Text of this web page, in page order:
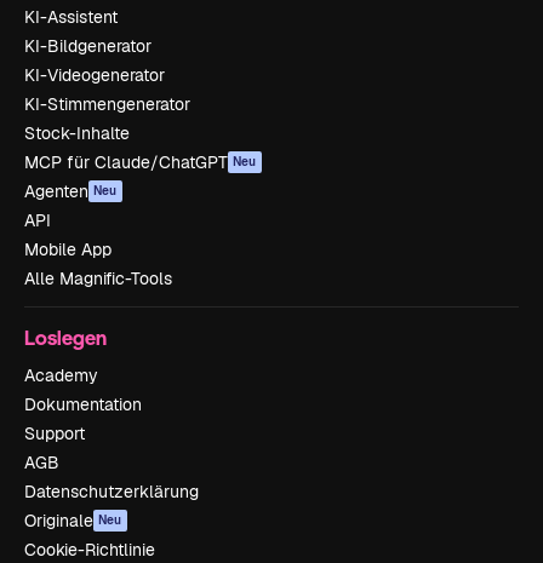
KI-Assistent
KI-Bildgenerator
KI-Videogenerator
KI-Stimmengenerator
Stock-Inhalte
MCP für Claude/ChatGPT Neu
Agenten Neu
API
Mobile App
Alle Magnific-Tools
Loslegen
Academy
Dokumentation
Support
AGB
Datenschutzerklärung
Originale Neu
Cookie-Richtlinie